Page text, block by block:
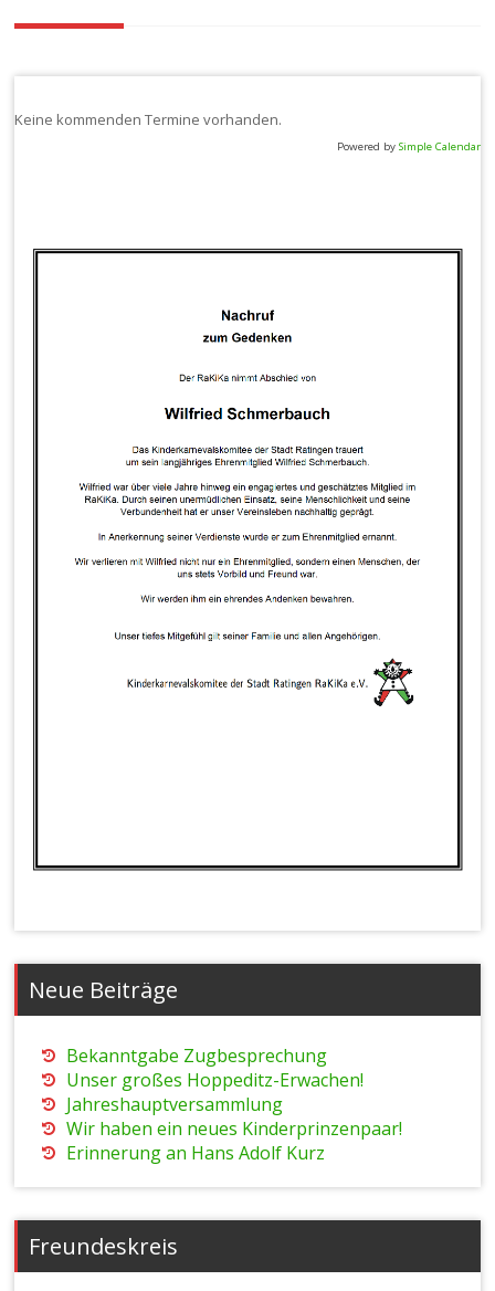
Keine kommenden Termine vorhanden.
Powered by Simple Calendar
Neue Beiträge
Bekanntgabe Zugbesprechung
Unser großes Hoppeditz-Erwachen!
Jahreshauptversammlung
Wir haben ein neues Kinderprinzenpaar!
Erinnerung an Hans Adolf Kurz
Freundeskreis